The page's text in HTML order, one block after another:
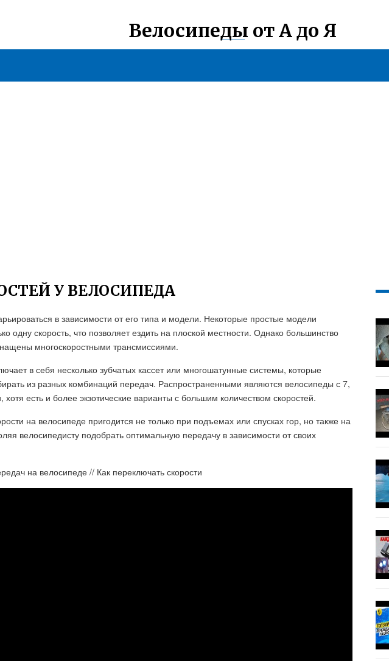
Велосипеды от А до Я
У ВЕЛОСИПЕДА
в зависимости от его типа и модели. Некоторые простые модели
одну скорость, что позволяет ездить на плоской местности. Однако большинство
многоскоростными трансмиссиями.
в себя несколько зубчатых кассет или многошатунные системы, которые
из разных комбинаций передач. Распространенными являются велосипеды с 7,
есть и более экзотические варианты с большим количеством скоростей.
на велосипеде пригодится не только при подъемах или спусках гор, но также на
велосипедисту подобрать оптимальную передачу в зависимости от своих
на велосипеде // Как переключать скорости